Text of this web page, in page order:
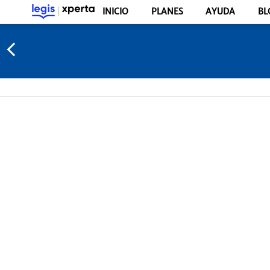
INICIO PLANES AYUDA